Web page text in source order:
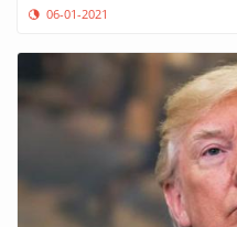
06-01-2021